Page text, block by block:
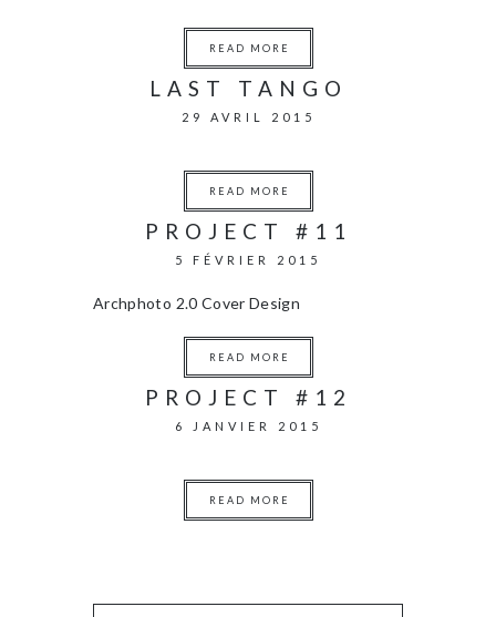
READ MORE
LAST TANGO
29 AVRIL 2015
READ MORE
PROJECT #11
5 FÉVRIER 2015
Archphoto 2.0 Cover Design
READ MORE
PROJECT #12
6 JANVIER 2015
READ MORE